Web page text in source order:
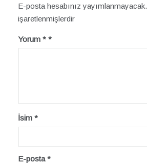
E-posta hesabınız yayımlanmayacak.
işaretlenmişlerdir
Yorum *
İsim *
E-posta*